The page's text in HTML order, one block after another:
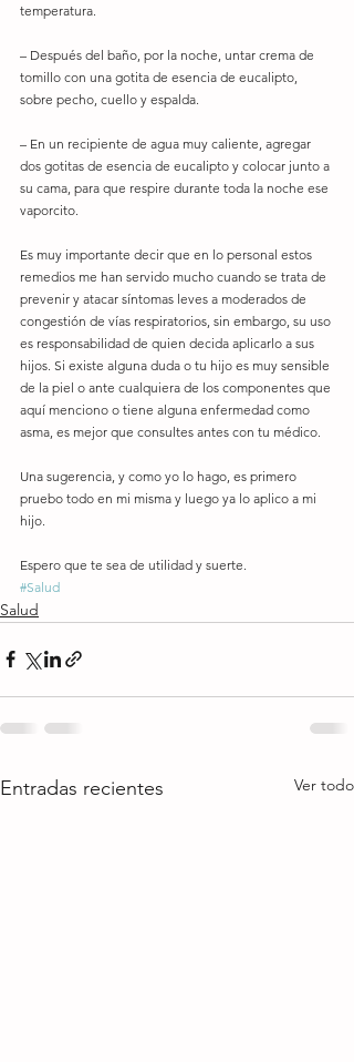
temperatura.
– Después del baño, por la noche, untar crema de
tomillo con una gotita de esencia de eucalipto,
sobre pecho, cuello y espalda.
– En un recipiente de agua muy caliente, agregar
dos gotitas de esencia de eucalipto y colocar junto a
su cama, para que respire durante toda la noche ese
vaporcito.
Es muy importante decir que en lo personal estos
remedios me han servido mucho cuando se trata de
prevenir y atacar síntomas leves a moderados de
congestión de vías respiratorios, sin embargo, su uso
es responsabilidad de quien decida aplicarlo a sus
hijos. Si existe alguna duda o tu hijo es muy sensible
de la piel o ante cualquiera de los componentes que
aquí menciono o tiene alguna enfermedad como
asma, es mejor que consultes antes con tu médico.
Una sugerencia, y como yo lo hago, es primero
pruebo todo en mi misma y luego ya lo aplico a mi
hijo.
Espero que te sea de utilidad y suerte.
#Salud
Salud
Entradas recientes Ver todo